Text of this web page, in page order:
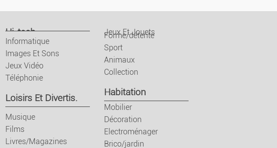
Colocations
Garages
Locaux
Bureaux Et Commerces
Hi-tech
Informatique
Images Et Sons
Jeux Vidéo
Téléphonie
Loisirs Et Divertis.
Musique
Films
Livres/Magazines
Jeux Et Jouets
Forme/détente
Sport
Animaux
Collection
Habitation
Mobilier
Décoration
Electroménager
Brico/jardin